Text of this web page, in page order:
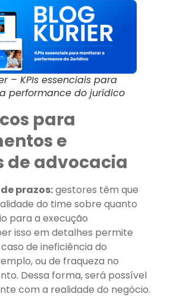
– KPIs essenciais para
performance do jurídico
para
e
de advocacia
prazos:gestores têm que
do time sobre quanto
para a execução
isso em detalhes permite
de ineficiência do
ou de fraqueza no
Dessa forma, será possível
com a realidade do negócio.